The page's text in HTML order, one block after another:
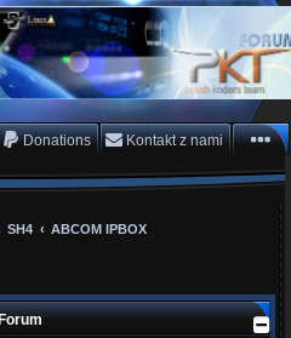
oscam
Donations Kontakt z nami
SH4 ABCOM IPBOX
Forum